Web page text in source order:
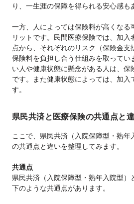
り、一生涯の保障を得られる安心感も
一方、人によっては保険料が高くなる
リットです。民間医療保険では、加入
点から、それぞれのリスク（保険金支
保険料を負担し合う仕組みを取ってい
い人や健康状態に懸念がある人は、保
です。また健康状態によっては、加入
す。
県民共済と医療保険の共通点と
ここで、県民共済（入院保障型・熟年
の共通点と違いを整理してみます。
共通点
県民共済（入院保障型・熟年入院型）
下のような共通点があります。